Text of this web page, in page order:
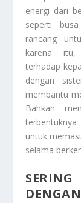
energi dari
seperti
rancang
karena itu,
terhadap
dengan
membantu
Bahkan
untuk
selama